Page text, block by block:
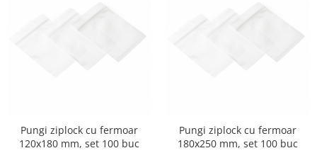
Pungi ziplock cu fermoar
120x180 mm, set 100 buc
Pungi ziplock cu fermoar
180x250 mm, set 100 buc